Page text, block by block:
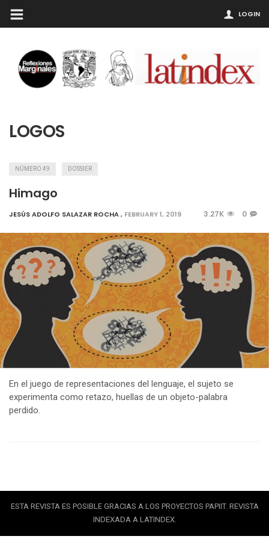
LOGIN
LOGOS
NÚMERO 49 DOSSIER
Himago
JESÚS ADOLFO SALAZAR ROCHA, FEBRUARY 1, 2019 3.27K 0
En el juego de representaciones del lenguaje, el sujeto se
experimenta como retazo, huellas de un objeto-palabra
perdido.
ESTA REVISTA ES POSIBLE GRACIAS A LOS PROYECTOS PAPIIT. REVISTA
INDEXADA A LATINDEX.